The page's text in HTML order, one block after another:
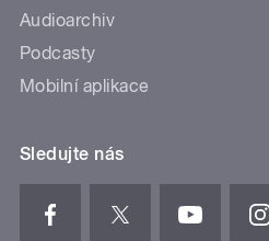
Audioarchiv
Podcasty
Mobilní aplikace
Sledujte nás